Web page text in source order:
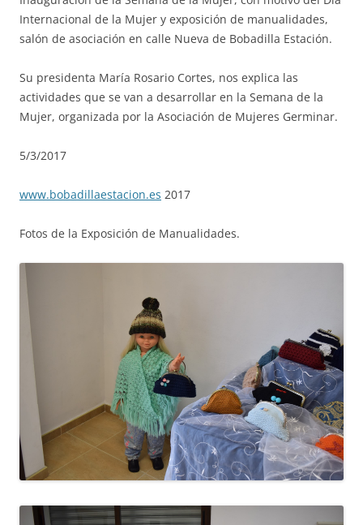
Internacional de la Mujer y exposición de manualidades,
salón de asociación en calle Nueva de Bobadilla Estación.
Su presidenta María Rosario Cortes, nos explica las
actividades que se van a desarrollar en la Semana de la
Mujer, organizada por la Asociación de Mujeres Germinar.
5/3/2017
www.bobadillaestacion.es 2017
Fotos de la Exposición de Manualidades.